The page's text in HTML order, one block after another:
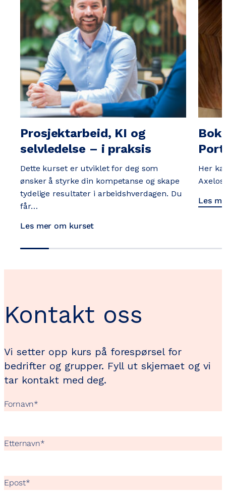
Prosjektarbeid, KI og
selvledelse – i praksis
Dette kurset er utviklet for deg som
ønsker å styrke din kompetanse og skape
tydelige resultater i arbeidshverdagen. Du
får…
Les mer om kurset
Her
Les
Kontakt oss
Vi setter opp kurs på forespørsel for
bedrifter og grupper. Fyll ut skjemaet og vi
tar kontakt med deg.
Fornavn*
Etternavn*
Epost*